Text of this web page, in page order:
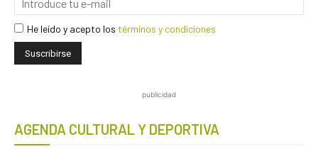
He leído y acepto los términos y condiciones
publicidad
AGENDA CULTURAL Y DEPORTIVA